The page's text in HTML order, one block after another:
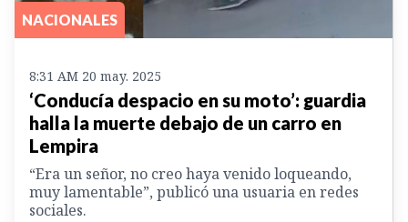
NACIONALES
8:31 AM 20 may. 2025
‘Conducía despacio en su moto’: guardia
halla la muerte debajo de un carro en
Lempira
“Era un señor, no creo haya venido loqueando,
muy lamentable”, publicó una usuaria en redes
sociales.